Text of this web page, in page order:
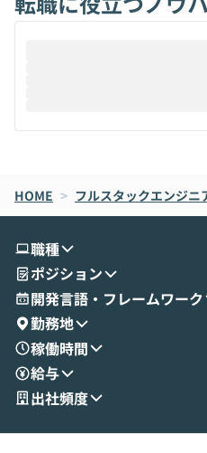
ることは、まだあまり知られて
メルカリでの判断基準をもと
oworkの基本的な機能をご紹
す。 続く公開デモでは、実際にCoworkを
せいただきます。数分でワーク
成する手軽さや、Gmail等の外
とセキュアに連携できるポイン
演を通じて具体的なイメージを
す。 後半のディスカッションでは、セキュ
リティの考え方や社内導入の進
現場目線でさらに深掘りしてい
「自分の業務をAIで自動化して
いう方にこそ参加いただきた
HOME > フルスタックエンジニ
職種
ポジション
開発言語・フレームワーク
勤務地
稼働時間
給与
出社頻度